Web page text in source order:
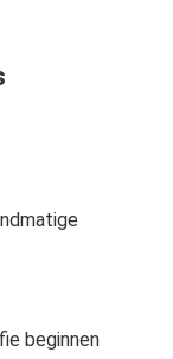
beginnen